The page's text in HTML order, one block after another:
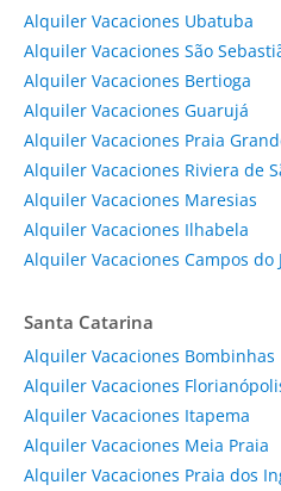
Alquiler Vacaciones Ubatuba
Alquiler Vacaciones São
Alquiler Vacaciones Bertioga
Alquiler Vacaciones Guarujá
Alquiler Vacaciones Praia
Alquiler Vacaciones Riviera de
Alquiler Vacaciones Maresias
Alquiler Vacaciones Ilhabela
Alquiler Vacaciones Campos do
Santa Catarina
Alquiler Vacaciones Bombinhas
Alquiler Vacaciones
Alquiler Vacaciones Itapema
Alquiler Vacaciones Meia Praia
Alquiler Vacaciones Praia dos